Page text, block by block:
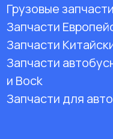
Грузовые
Запчасти
Запчасти
Запчасти
и Bock
Запчасти для